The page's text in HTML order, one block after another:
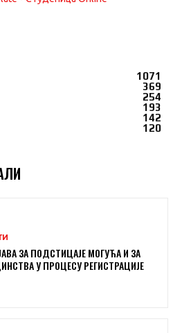
1071
369
254
193
142
120
ЗА ПОДСТИЦАЈЕ МОГУЋА И ЗА
У ПРОЦЕСУ РЕГИСТРАЦИЈЕ